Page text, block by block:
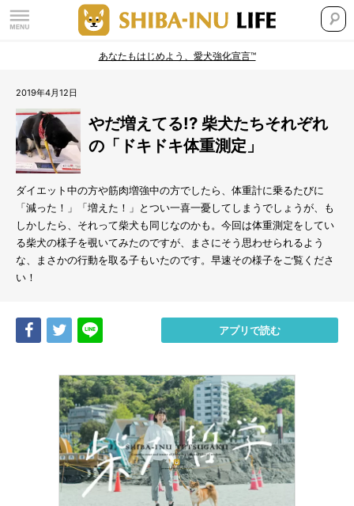
あなたもはじめよう、愛犬強化宣言™
2019年4月12日
やだ増えてる!? 柴犬たちそれぞれ
の「ドキドキ体重測定」
ダイエット中の方や筋肉増強中の方でしたら、体重計に乗るたびに
「減った！」「増えた！」とつい一喜一憂してしまうでしょうが、も
しかしたら、それって柴犬も同じなのかも。今回は体重測定をしてい
る柴犬の様子を覗いてみたのですが、まさにそう思わせられるよう
な、まさかの行動を取る子もいたのです。早速その様子をご覧くださ
い！
Share Tweet アプリで読む